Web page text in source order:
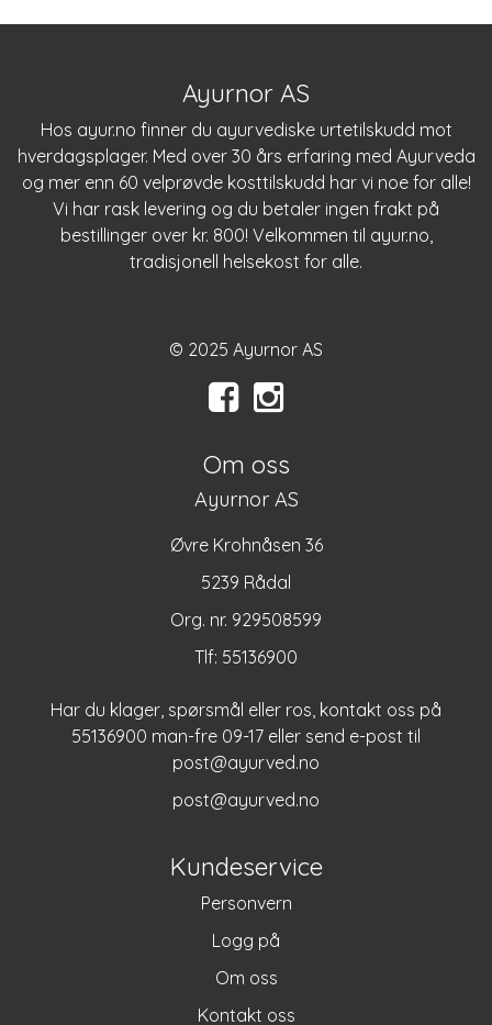
Ayurnor AS
Hos ayur.no finner du ayurvediske urtetilskudd mot
hverdagsplager. Med over 30 års erfaring med Ayurveda
og mer enn 60 velprøvde kosttilskudd har vi noe for alle!
Vi har rask levering og du betaler ingen frakt på
bestillinger over kr. 800! Velkommen til ayur.no
tradisjonell helsekost for alle.
© 2025 Ayurnor AS
Om oss
Ayurnor AS
Øvre Krohnåsen 36
5239 Rådal
Org. nr. 929508599
Tlf: 55136900
Har du klager, spørsmål eller ros, kontakt oss på
55136900 man-fre 09-17 eller send e-post til
post@ayurved.no
post@ayurved.no
Kundeservice
Personvern
Logg på
Om oss
Kontakt oss